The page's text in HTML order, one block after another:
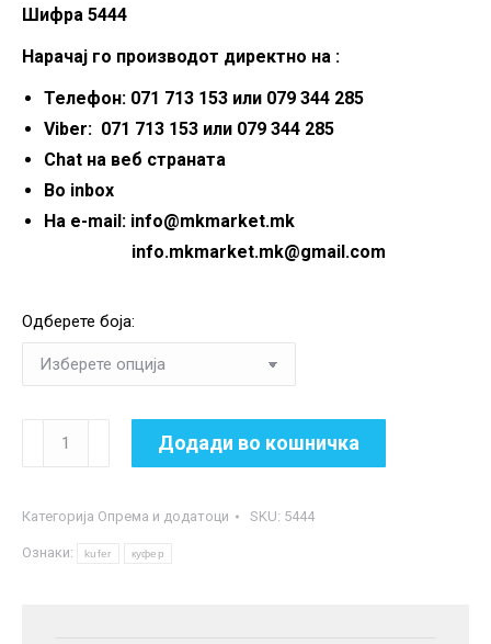
Шифра 5444
Нарачај го производот директно на :
Телефон: 071 713 153 или 079 344 285
Viber: 071 713 153 или 079 344 285
Chat на веб страната
Во inbox
На e-mail: info@mkmarket.mk
info.mkmarket.mk@gmail.com
Одберете боја:
Багажен
куфер
моторцикл
количина
Додади во кошничка
Категорија Опрема и додатоци SKU: 5444
Ознаки: kufer куфер